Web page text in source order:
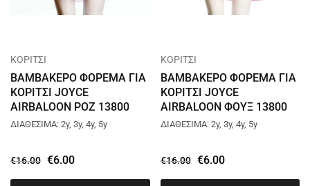
ΚΟΡΙΤΣΙ
ΒΑΜΒΑΚΕΡΟ ΦΟΡΕΜΑ ΓΙΑ
ΚΟΡΙΤΣΙ JOYCE
AIRBALOON ΡΟΖ 13800
ΔΙΑΘΕΣΙΜΑ: 2y, 3y, 4y, 5y
€16.00 €6.00
ΚΟΡΙΤΣΙ
ΒΑΜΒΑΚΕΡΟ ΦΟΡΕΜΑ ΓΙΑ
ΚΟΡΙΤΣΙ JOYCE
AIRBALOON ΦΟΥΞ 13800
ΔΙΑΘΕΣΙΜΑ: 2y, 3y, 4y, 5y
€16.00 €6.00